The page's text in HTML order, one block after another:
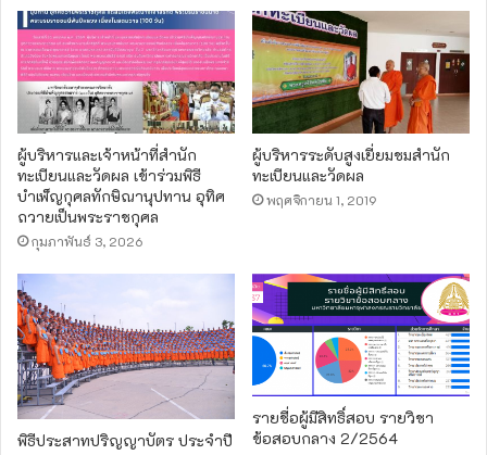
ผู้บริหารและเจ้าหน้าที่สำนัก
ทะเบียนและวัดผล เข้าร่วมพิธี
บำเพ็ญกุศลทักษิณานุปทาน อุทิศ
ถวายเป็นพระราชกุศล
กุมภาพันธ์ 3, 2026
ผู้บริหารระดับสูงเยี่ยมชมสำนัก
ทะเบียนและวัดผล
พฤศจิกายน 1, 2019
พิธีประสาทปริญญาบัตร ประจำปี
รายชื่อผู้มีสิทธิ์สอบ รายวิชา
ข้อสอบกลาง 2/2564